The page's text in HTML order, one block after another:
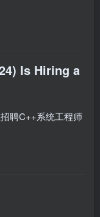
Is Hiring a
聘C++系统工程师